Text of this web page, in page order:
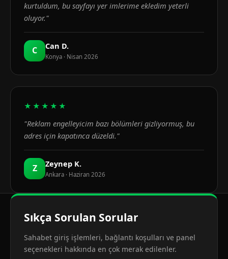
kurtuldum, bu sayfayı yer imlerime ekledim yeterli
oluyor."
C Can D.
Konya · Nisan 2026
★★★★★
"Reklam engelleyicim bazı bölümleri gizliyormuş, bu
adres için kapatınca düzeldi."
Z Zeynep K.
Ankara · Haziran 2026
Sıkça Sorulan Sorular
Sahabet giriş işlemleri, bağlantı koşulları ve panel
seçenekleri hakkında en çok merak edilenler.